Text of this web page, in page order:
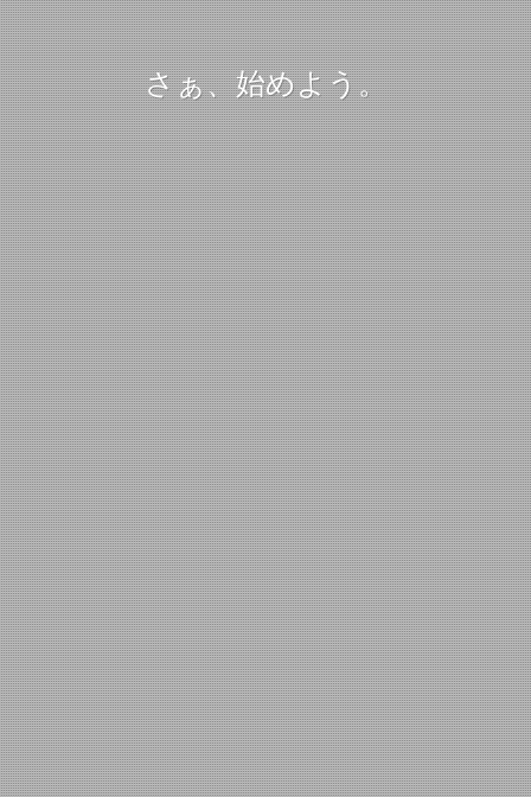
さぁ、始めよう。